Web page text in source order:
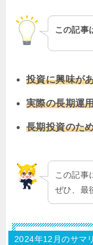
この記事
投資に興味が
実際の長期運
長期投資のた
この記事
ぜひ、最
2024年12月のサマ